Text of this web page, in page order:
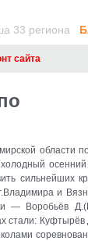
33 региона
сайта
области
сильнейших
и
— Воробьёв
стали: Куфтырёв